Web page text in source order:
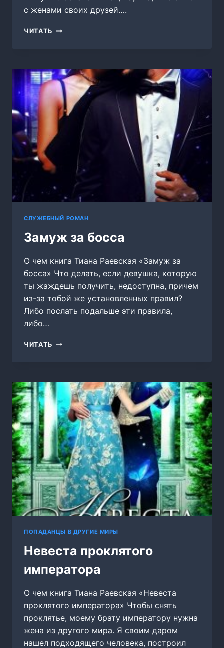
с женами своих друзей….
ЧИТАТЬ В
ДЕВОЧКА
ДЛЯ
ТУМАНОВА
СЛУЖЕБНЫЙ РОМАН
Замуж за босса
О чем книга Тиана Раевская «Замуж за
босса» Что делать, если девушка, которую
ты жаждешь получить, недоступна, причем
из-за тобой же установленных правил?
Либо послать подальше эти правила,
либо…
ЧИТАТЬ ЗАМУЖ
ПОПАДАНЦЫ В ДРУГИЕ МИРЫ
Невеста проклятого
императора
О чем книга Тиана Раевская «Невеста
проклятого императора» Чтобы снять
проклятье, моему брату императору нужна
жена из другого мира. Я своим даром
нашел подходящего человека, построил